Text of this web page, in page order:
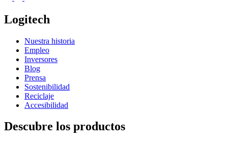
Logitech
Nuestra historia
Empleo
Inversores
Blog
Prensa
Sostenibilidad
Reciclaje
Accesibilidad
Descubre los productos